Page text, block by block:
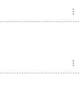
︙
︙